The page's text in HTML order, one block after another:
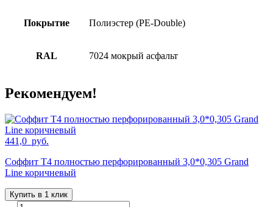
Покрытие Полиэстер (PE-Double)
RAL 7024 мокрый асфальт
Рекомендуем!
441,0 руб.
Соффит T4 полностью перфорированный 3,0*0,305 Grand
Line коричневый
Купить в 1 клик